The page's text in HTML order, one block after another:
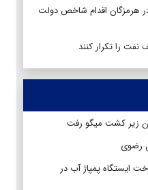
در هرمزگان اقدام شاخص‌ دولت
را تکرار کنند
رضوی
ایستگاه پمپاژ آب در